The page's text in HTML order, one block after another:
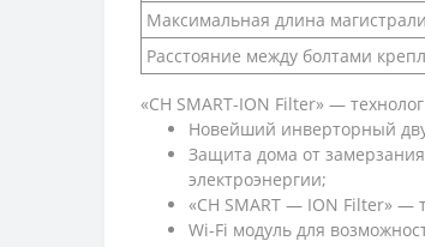
Максимальная длина магистрали
Расстояние между болтами
«CH SMART-ION Filter» —
Новейший инверторный
Защита дома от
электроэнергии;
«CH SMART — ION Filter» —
Wi-Fi модуль для